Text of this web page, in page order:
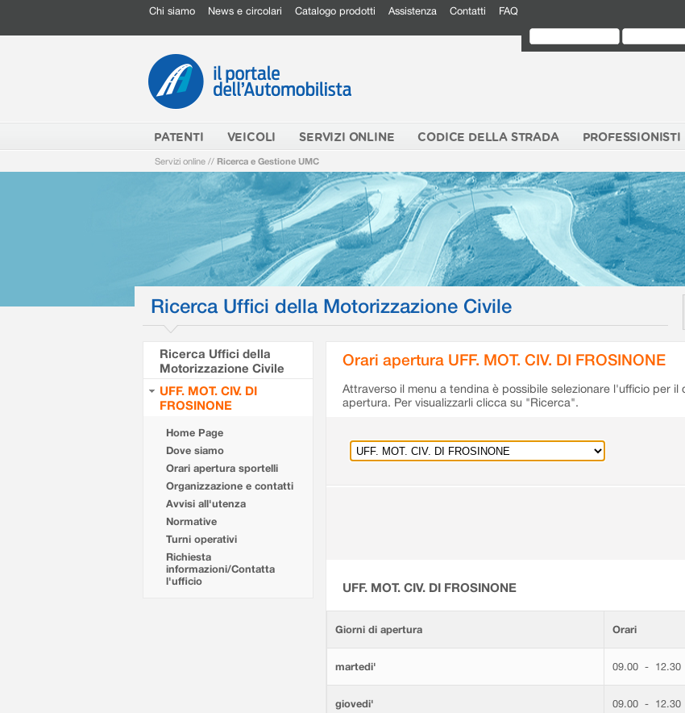
Chi siamo News e circolari Catalogo prodotti Assistenza Contatti FAQ
PATENTI VEICOLI SERVIZI ONLINE CODICE DELLA STRADA PROFESSIONISTI
Servizi online // Ricerca e Gestione UMC
Ricerca Uffici della Motorizzazione Civile
Ricerca Uffici della
Motorizzazione Civile
UFF. MOT. CIV. DI
FROSINONE
Home Page
Dove siamo
Orari apertura sportelli
Organizzazione e contatti
Avvisi all'utenza
Normative
Turni operativi
Richiesta
informazioni/Contatta
l'ufficio
Orari apertura UFF. MOT. CIV. DI FROSINONE
Attraverso il menu a tendina è possibile selezionare l'ufficio per il
apertura. Per visualizzarli clicca su "Ricerca".
UFF. MOT. CIV. DI FROSINONE
Giorni di apertura Orari
martedi' 09.00 - 12.30
giovedi' 09.00 - 12.30